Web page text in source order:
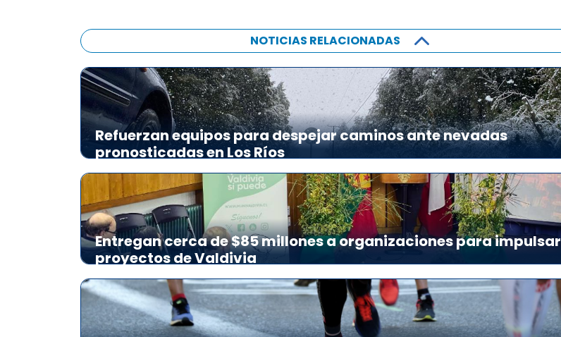
NOTICIAS RELACIONADAS
Refuerzan equipos para despejar caminos ante nevadas
pronosticadas en Los Ríos
Entregan cerca de $85 millones a organizaciones para impulsar
proyectos de Valdivia